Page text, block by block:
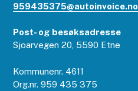
959435375@autoinvoice.no
Post- og besøksadresse
Sjoarvegen 20, 5590 Etne
Kommunenr. 4611
Org.nr. 959 435 375